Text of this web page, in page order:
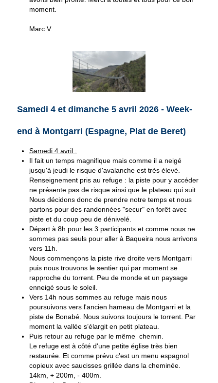
moment.
Marc V.
Samedi 4 et dimanche 5 avril 2026 - Week-
end à Montgarri (Espagne, Plat de Beret)
Samedi 4 avril :
Il fait un temps magnifique mais comme il a neigé
jusqu'à jeudi le risque d'avalanche est très élevé.
Renseignement pris au refuge : la piste pour y accéder
ne présente pas de risque ainsi que le plateau qui suit.
Nous décidons donc de prendre notre temps et nous
partons pour des randonnées "secur" en forêt avec
piste et du coup peu de dénivelé.
Départ à 8h pour les 3 participants et comme nous ne
sommes pas seuls pour aller à Baqueira nous arrivons
vers 11h.
Nous commençons la piste rive droite vers Montgarri
puis nous trouvons le sentier qui par moment se
rapproche du torrent. Peu de monde et un paysage
enneigé sous le soleil.
Vers 14h nous sommes au refuge mais nous
poursuivons vers l'ancien hameau de Montgarri et la
piste de Bonabé. Nous suivons toujours le torrent. Par
moment la vallée s’élargit en petit plateau.
Puis retour au refuge par le même chemin.
Le refuge est à côté d'une petite église très bien
restaurée. Et comme prévu c'est un menu espagnol
copieux avec saucisses grillée dans la cheminée.
14km, + 200m, - 400m.